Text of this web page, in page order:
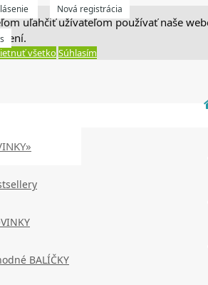
uľahčiť užívateľom používať naše
všetko Súhlasím
Nová registrácia
BALÍČKY